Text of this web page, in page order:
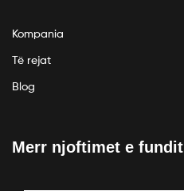
Kompania
Të rejat
Blog
Merr njoftimet e fundit